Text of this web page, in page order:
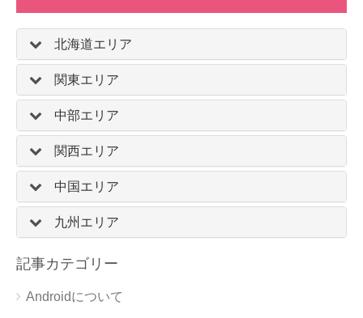
北海道エリア
関東エリア
中部エリア
関西エリア
中国エリア
九州エリア
記事カテゴリー
Androidについて